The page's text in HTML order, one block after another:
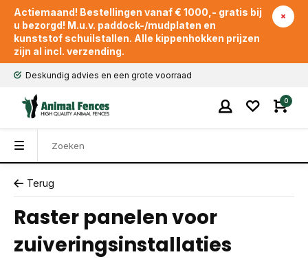
Actiemaand! Bestellingen vanaf € 1000,- gratis bij
u bezorgd! M.u.v. paddock-/mudplaten en
kunststof schuilstallen. Alle kippenhokken prijzen
zijn al incl. verzending.
Deskundig advies en een grote voorraad
0
Terug
Raster panelen voor
zuiveringsinstallaties